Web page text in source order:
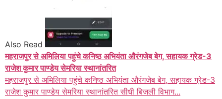
Also Read
महराजपुर से अमिलिया पहुंचे कनिष्ठ अभियंता औरंगजेब बेग, सहायक ग्रेड-3
राजेश कुमार पाण्डेय सेमरिया स्थानांतरित
महराजपुर से अमिलिया पहुंचे कनिष्ठ अभियंता औरंगजेब बेग, सहायक ग्रेड-3
राजेश कुमार पाण्डेय सेमरिया स्थानांतरित सीधी बिजली विभाग...